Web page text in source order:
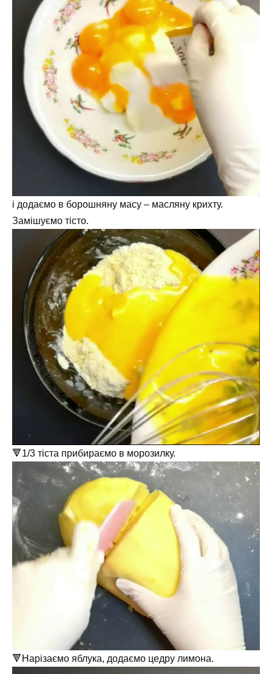
і додаємо в борошняну масу – масляну крихту.
Замішуємо тісто.
🔻1/3 тіста прибираємо в морозилку.
🔻Нарізаємо яблука, додаємо цедру лимона.